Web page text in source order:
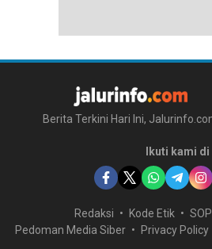
Berita Terkini Hari Ini,
Ikuti kami di
Redaksi Kode Etik
Pedoman Media Siber
Privacy Policy